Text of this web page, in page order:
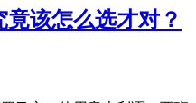
该怎么选才对？